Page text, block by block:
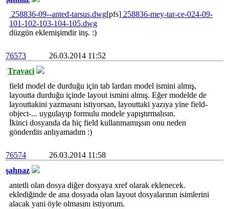
258836-09--anted-tarsus.dwg[pfs] 258836-mey-tar-ce-024-09-
101-102-103-104-105.dwg
düzgün eklemişimdir inş. :)
76573
26.03.2014 11:52
Travaci
field model de durduğu için tab lardan model ismini almış,
layoutta durduğu içinde layout ismini almış. Eğer modelde de
layouttakini yazmasını istiyorsan, layouttaki yazıya yine field-
object-... uygulayıp formulu modele yapıştırmalısın.
İkinci dosyanda da hiç field kullanmamışsın onu neden
gönderdin anlıyamadım :)
76574
26.03.2014 11:58
şahnaz
antetli olan dosya diğer dosyaya xref olarak eklenecek.
eklediğinde de ana dosyada olan layout dosyalarının isimlerini
alacak yani öyle olmasını istiyorum.